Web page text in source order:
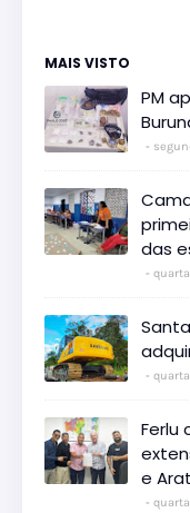
MAIS VISTO
PM
das
Ferlu
e